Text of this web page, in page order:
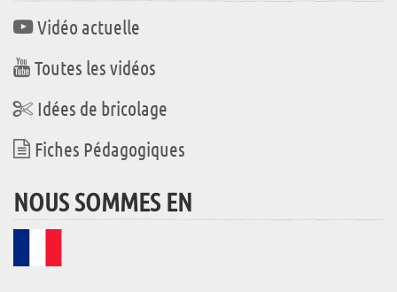
Vidéo actuelle
Toutes les vidéos
Idées de bricolage
Fiches Pédagogiques
NOUS SOMMES EN